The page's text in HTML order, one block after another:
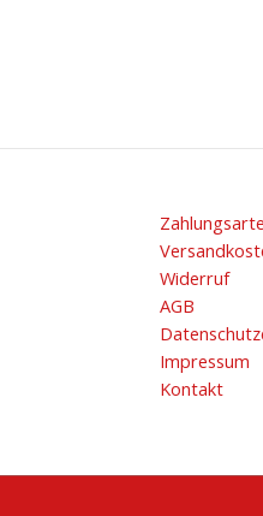
Widerruf
AGB
Impressum
Kontakt